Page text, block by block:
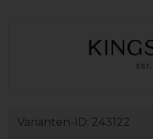
Varianten-ID: 243122